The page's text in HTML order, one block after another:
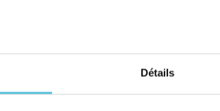
Détails
à
pour